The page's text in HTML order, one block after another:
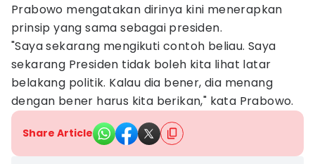
Prabowo mengatakan dirinya kini menerapkan
prinsip yang sama sebagai presiden.
"Saya sekarang mengikuti contoh beliau. Saya
sekarang Presiden tidak boleh kita lihat latar
belakang politik. Kalau dia bener, dia menang
dengan bener harus kita berikan," kata Prabowo.
Share Article